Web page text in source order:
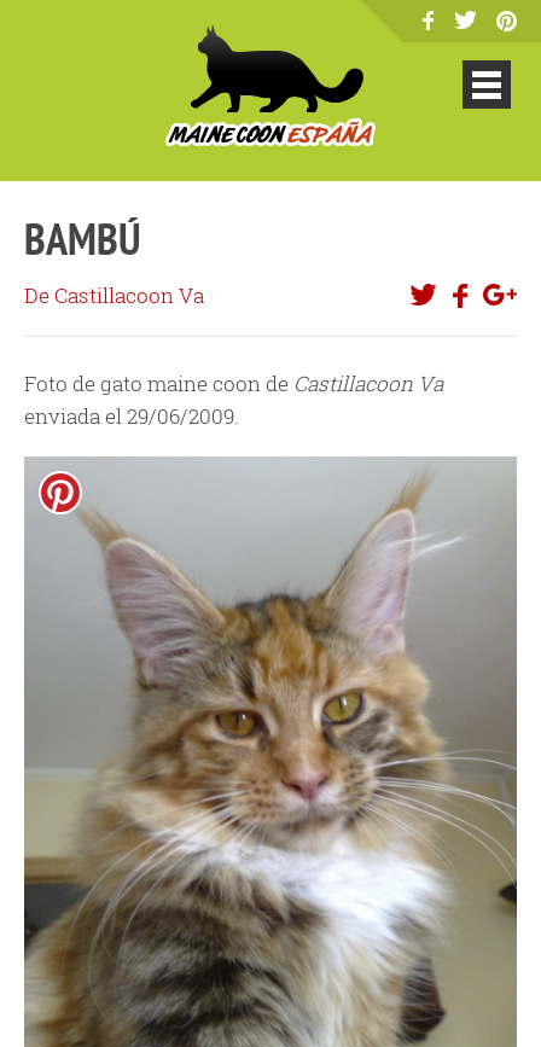
BAMBÚ
De Castillacoon Va
Foto de gato maine coon de Castillacoon Va
enviada el 29/06/2009.